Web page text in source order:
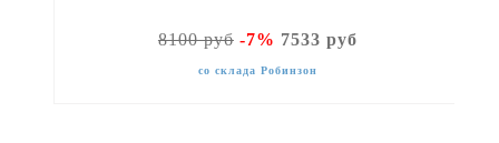
8100 руб-7% 7533 руб
со склада Робинзон